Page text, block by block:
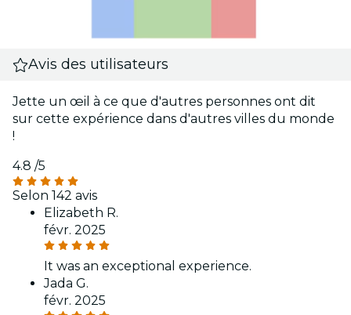
Avis des utilisateurs
Jette un œil à ce que d'autres personnes ont dit
sur cette expérience dans d'autres villes du monde
!
4.8 /5
Selon 142 avis
Elizabeth R.
févr. 2025
It was an exceptional experience.
Jada G.
févr. 2025